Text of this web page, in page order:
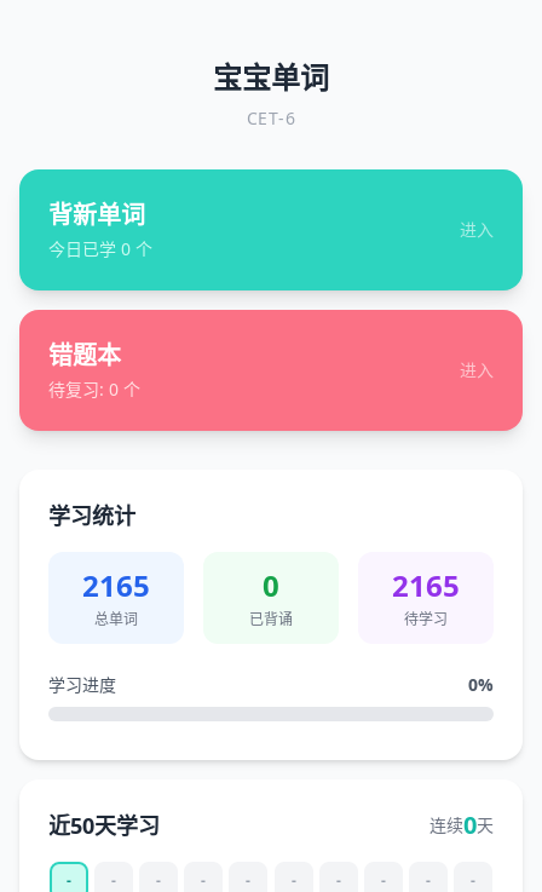
宝宝单词
CET-6
背新单词
今日已学 0 个
进入
错题本
待复习: 0 个
进入
学习统计
2165
总单词
0
已背诵
2165
待学习
学习进度 0%
近50天学习 连续0天
- - - - - - - - - -